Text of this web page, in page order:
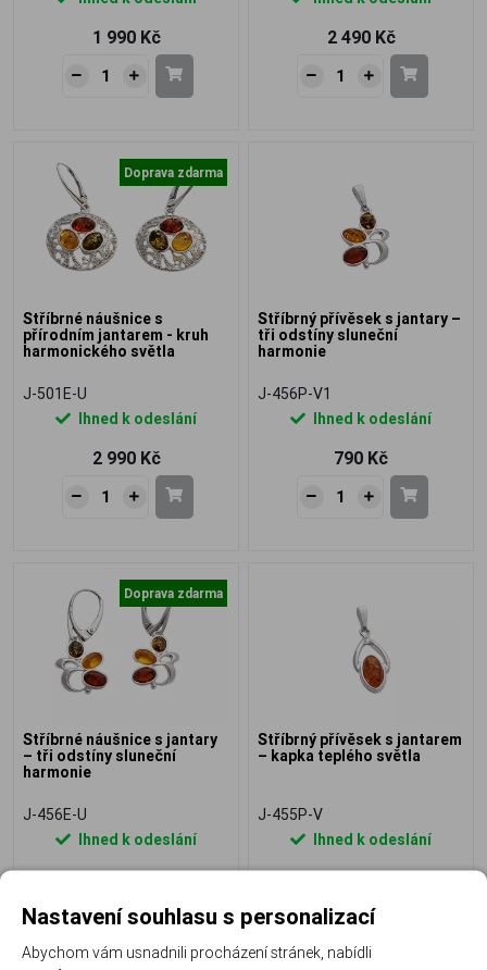
1 990 Kč 2 490 Kč
Doprava zdarma
Stříbrné náušnice s
přírodním jantarem - kruh
harmonického světla
J-501E-U
Ihned k odeslání
2 990 Kč
Stříbrný přívěsek s jantary –
tři odstíny sluneční
harmonie
J-456P-V1
Ihned k odeslání
790 Kč
Doprava zdarma
Stříbrné náušnice s jantary
– tři odstíny sluneční
harmonie
J-456E-U
Ihned k odeslání
1 770 Kč
Stříbrný přívěsek s jantarem
– kapka teplého světla
J-455P-V
Ihned k odeslání
840 Kč
Nastavení souhlasu s personalizací
Abychom vám usnadnili procházení stránek, nabídli